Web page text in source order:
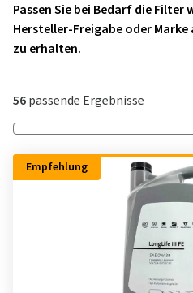
Passen Sie bei Bedarf die Filter
Hersteller-Freigabe oder Marke
zu erhalten.
56passende Ergebnisse
Empfehlung